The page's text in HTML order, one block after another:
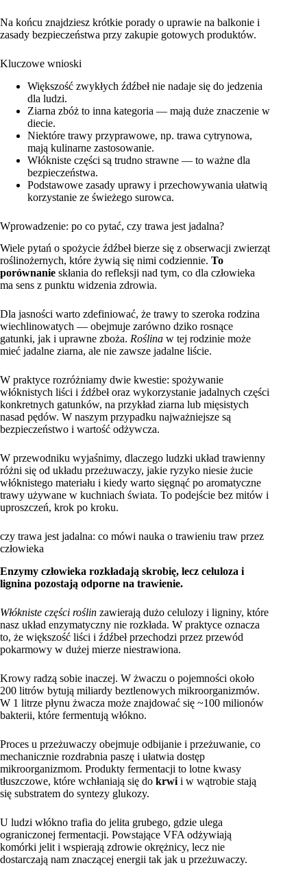
Na końcu znajdziesz krótkie porady o uprawie na balkonie i
zasady bezpieczeństwa przy zakupie gotowych produktów.
Kluczowe wnioski
Większość zwykłych źdźbeł nie nadaje się do jedzenia
dla ludzi.
Ziarna zbóż to inna kategoria — mają duże znaczenie w
diecie.
Niektóre trawy przyprawowe, np. trawa cytrynowa,
mają kulinarne zastosowanie.
Włókniste części są trudno strawne — to ważne dla
bezpieczeństwa.
Podstawowe zasady uprawy i przechowywania ułatwią
korzystanie ze świeżego surowca.
Wprowadzenie: po co pytać, czy trawa jest jadalna?
Wiele pytań o spożycie źdźbeł bierze się z obserwacji zwierząt
roślinożernych, które żywią się nimi codziennie. To
porównanie skłania do refleksji nad tym, co dla człowieka
ma sens z punktu widzenia zdrowia.
Dla jasności warto zdefiniować, że trawy to szeroka rodzina
wiechlinowatych — obejmuje zarówno dziko rosnące
gatunki, jak i uprawne zboża. Roślina w tej rodzinie może
mieć jadalne ziarna, ale nie zawsze jadalne liście.
W praktyce rozróżniamy dwie kwestie: spożywanie
włóknistych liści i źdźbeł oraz wykorzystanie jadalnych części
konkretnych gatunków, na przykład ziarna lub mięsistych
nasad pędów. W naszym przypadku najważniejsze są
bezpieczeństwo i wartość odżywcza.
W przewodniku wyjaśnimy, dlaczego ludzki układ trawienny
różni się od układu przeżuwaczy, jakie ryzyko niesie żucie
włóknistego materiału i kiedy warto sięgnąć po aromatyczne
trawy używane w kuchniach świata. To podejście bez mitów i
uproszczeń, krok po kroku.
czy trawa jest jadalna: co mówi nauka o trawieniu traw przez
człowieka
Enzymy człowieka rozkładają skrobię, lecz celuloza i
lignina pozostają odporne na trawienie.
Włókniste części roślin zawierają dużo celulozy i ligniny, które
nasz układ enzymatyczny nie rozkłada. W praktyce oznacza
to, że większość liści i źdźbeł przechodzi przez przewód
pokarmowy w dużej mierze niestrawiona.
Krowy radzą sobie inaczej. W żwaczu o pojemności około
200 litrów bytują miliardy beztlenowych mikroorganizmów.
W 1 litrze płynu żwacza może znajdować się ~100 milionów
bakterii, które fermentują włókno.
Proces u przeżuwaczy obejmuje odbijanie i przeżuwanie, co
mechanicznie rozdrabnia paszę i ułatwia dostęp
mikroorganizmom. Produkty fermentacji to lotne kwasy
tłuszczowe, które wchłaniają się do krwi i w wątrobie stają
się substratem do syntezy glukozy.
U ludzi włókno trafia do jelita grubego, gdzie ulega
ograniczonej fermentacji. Powstające VFA odżywiają
komórki jelit i wspierają zdrowie okrężnicy, lecz nie
dostarczają nam znaczącej energii tak jak u przeżuwaczy.